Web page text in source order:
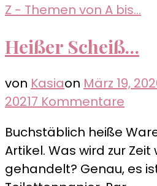
Z - Themen von A bis...
Heißer Scheiß…
von Kasiaon März 19,
20217 Kommentare
Buchstäblich heiße
Artikel. Was wird zur Zeit
gehandelt? Genau, es